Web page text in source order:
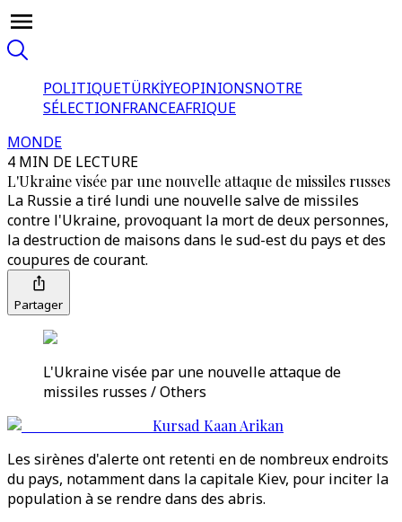
POLITIQUETÜRKİYEOPINIONSNOTRE
SÉLECTIONFRANCEAFRIQUE
MONDE
4 MIN DE LECTURE
L'Ukraine visée par une nouvelle attaque de missiles russes
La Russie a tiré lundi une nouvelle salve de missiles
contre l'Ukraine, provoquant la mort de deux personnes,
la destruction de maisons dans le sud-est du pays et des
coupures de courant.
Partager
L'Ukraine visée par une nouvelle attaque de
missiles russes / Others
Kursad Kaan Arikan
Les sirènes d'alerte ont retenti en de nombreux endroits
du pays, notamment dans la capitale Kiev, pour inciter la
population à se rendre dans des abris.